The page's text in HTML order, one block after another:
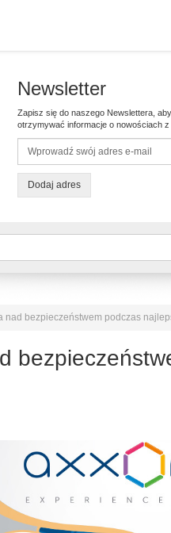
Newsletter
Zapisz się do naszego Newslettera, aby
otrzymywać informacje o nowościach z
Dodaj adres
nad bezpieczeństwem podczas